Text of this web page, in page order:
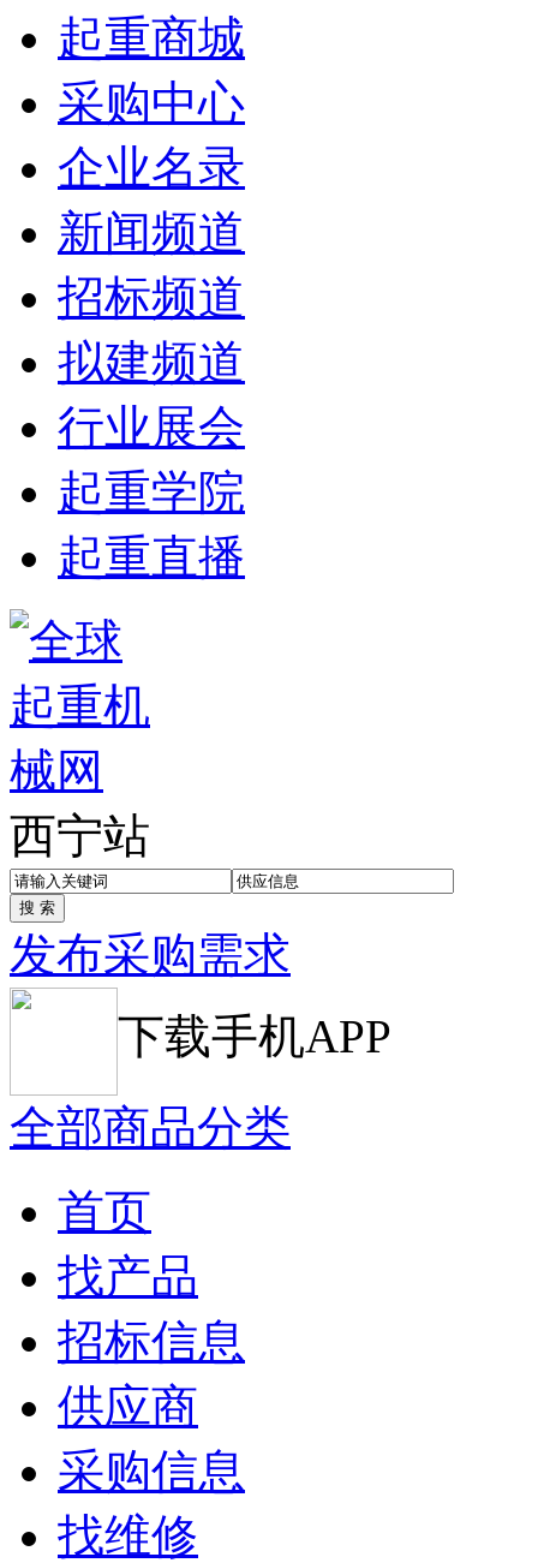
起重商城
采购中心
企业名录
新闻频道
招标频道
拟建频道
行业展会
起重学院
起重直播
西宁站
发布采购需求
下载手机APP
全部商品分类
首页
找产品
招标信息
供应商
采购信息
找维修